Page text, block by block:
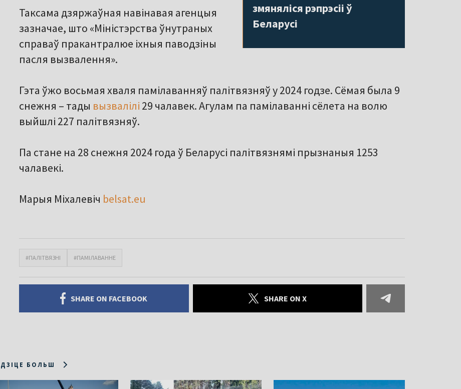
змяняліся рэпрэсіі ў
Беларусі
Таксама дзяржаўная навінавая агенцыя
зазначае, што «Міністэрства ўнутраных
справаў пракантралюе іхныя паводзіны
пасля вызвалення».
Гэта ўжо восьмая хваля памілаванняў палітвязняў у 2024 годзе. Сёмая была 9
снежня – тады вызвалілі 29 чалавек. Агулам па памілаванні сёлета на волю
выйшлі 227 палітвязняў.
Па стане на 28 снежня 2024 года ў Беларусі палітвязнямі прызнаныя 1253
чалавекі.
Марыя Міхалевіч belsat.eu
#ПАЛІТВЯЗНІ #ПАМІЛАВАННЕ
SHARE ON FACEBOOK SHARE ON X
БОЛЬШ